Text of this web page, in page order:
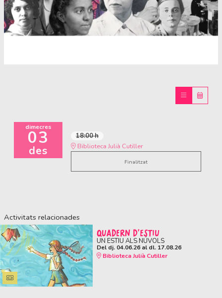
dimecres
03
des
18:00 h
Biblioteca Julià Cutiller
Finalitzat
Activitats relacionades
QUADERN D'ESTIU
UN ESTIU ALS NÚVOLS
Del dj. 04.06.26al dl. 17.08.26
Biblioteca Julià Cutiller